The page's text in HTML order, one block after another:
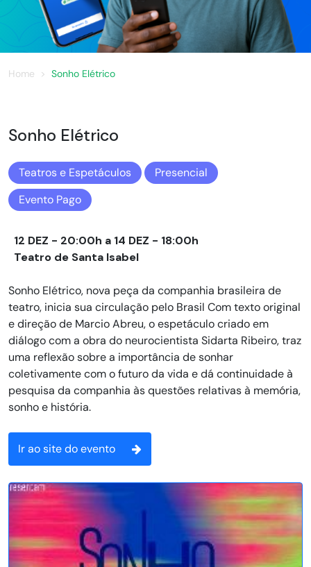
Home Sonho Elétrico
Sonho Elétrico
Teatros e Espetáculos
Presencial
Evento Pago
12 DEZ - 20:00h a 14 DEZ - 18:00h
Teatro de Santa Isabel
Sonho Elétrico, nova peça da companhia brasileira de
teatro, inicia sua circulação pelo Brasil Com texto original
e direção de Marcio Abreu, o espetáculo criado em
diálogo com a obra do neurocientista Sidarta Ribeiro, traz
uma reflexão sobre a importância de sonhar
coletivamente com o futuro da vida e dá continuidade à
pesquisa da companhia às questões relativas à memória,
sonho e história.
Ir ao site do evento